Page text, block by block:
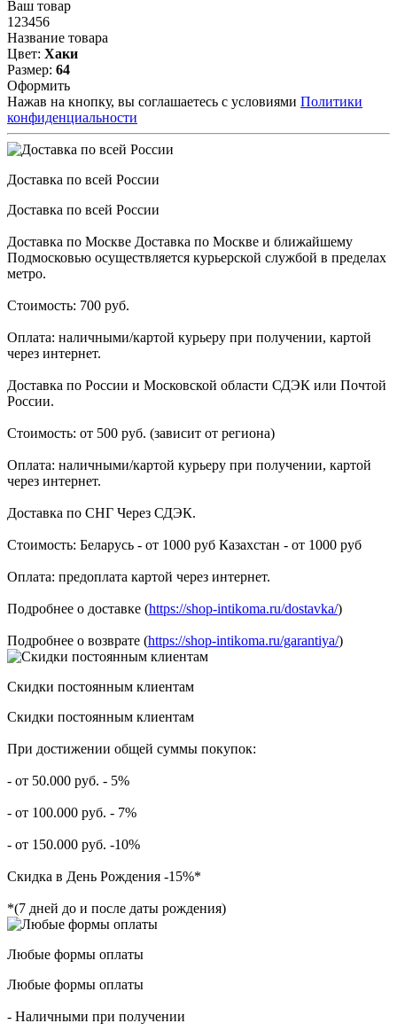
Ваш товар
123456
Название товара
Цвет: Хаки
Размер: 64
Оформить
Нажав на кнопку, вы соглашаетесь с условиями Политики
конфиденциальности
Доставка по всей России
Доставка по всей России
Доставка по Москве Доставка по Москве и ближайшему
Подмосковью осуществляется курьерской службой в пределах
метро.
Стоимость: 700 руб.
Оплата: наличными/картой курьеру при получении, картой
через интернет.
Доставка по России и Московской области СДЭК или Почтой
России.
Стоимость: от 500 руб. (зависит от региона)
Оплата: наличными/картой курьеру при получении, картой
через интернет.
Доставка по СНГ Через СДЭК.
Стоимость: Беларусь - от 1000 руб Казахстан - от 1000 руб
Оплата: предоплата картой через интернет.
Подробнее о доставке (https://shop-intikoma.ru/dostavka/)
Подробнее о возврате (https://shop-intikoma.ru/garantiya/)
Скидки постоянным клиентам
Скидки постоянным клиентам
При достижении общей суммы покупок:
- от 50.000 руб. - 5%
- от 100.000 руб. - 7%
- от 150.000 руб. -10%
Скидка в День Рождения -15%*
*(7 дней до и после даты рождения)
Любые формы оплаты
Любые формы оплаты
- Наличными при получении